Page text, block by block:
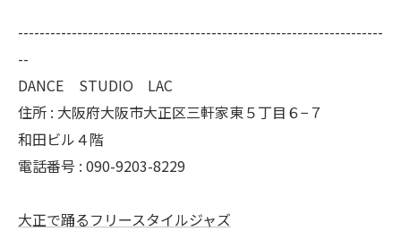
--------------------------------------------------------------------
--
DANCE STUDIO LAC
住所 : 大阪府大阪市大正区三軒家東５丁目６−７
和田ビル４階
電話番号 : 090-9203-8229
大正で踊るフリースタイルジャズ